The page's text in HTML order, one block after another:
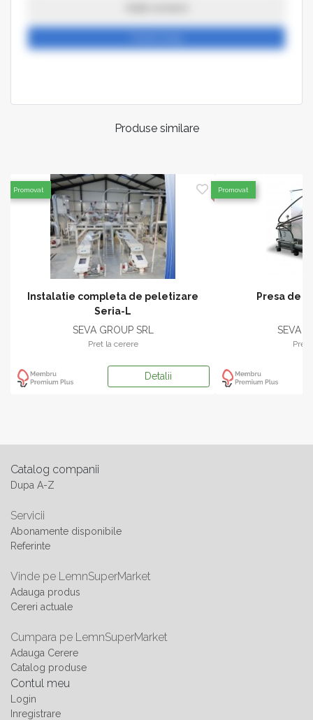
Produse similare
Instalatie completa de peletizare
Seria-L
SEVA GROUP SRL
Pret la cerere
Detalii
Promovat
Presa de
SEVA
Pret
Promovat
Catalog companii
Dupa A-Z
Servicii
Abonamente disponibile
Referinte
Vinde pe LemnSuperMarket
Adauga produs
Cereri actuale
Cumpara pe LemnSuperMarket
Adauga Cerere
Catalog produse
Contul meu
Login
Inregistrare